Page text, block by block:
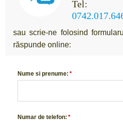
Tel:
sau scrie-ne folosind
răspunde online:
Nume si prenume: *
Numar de telefon: *